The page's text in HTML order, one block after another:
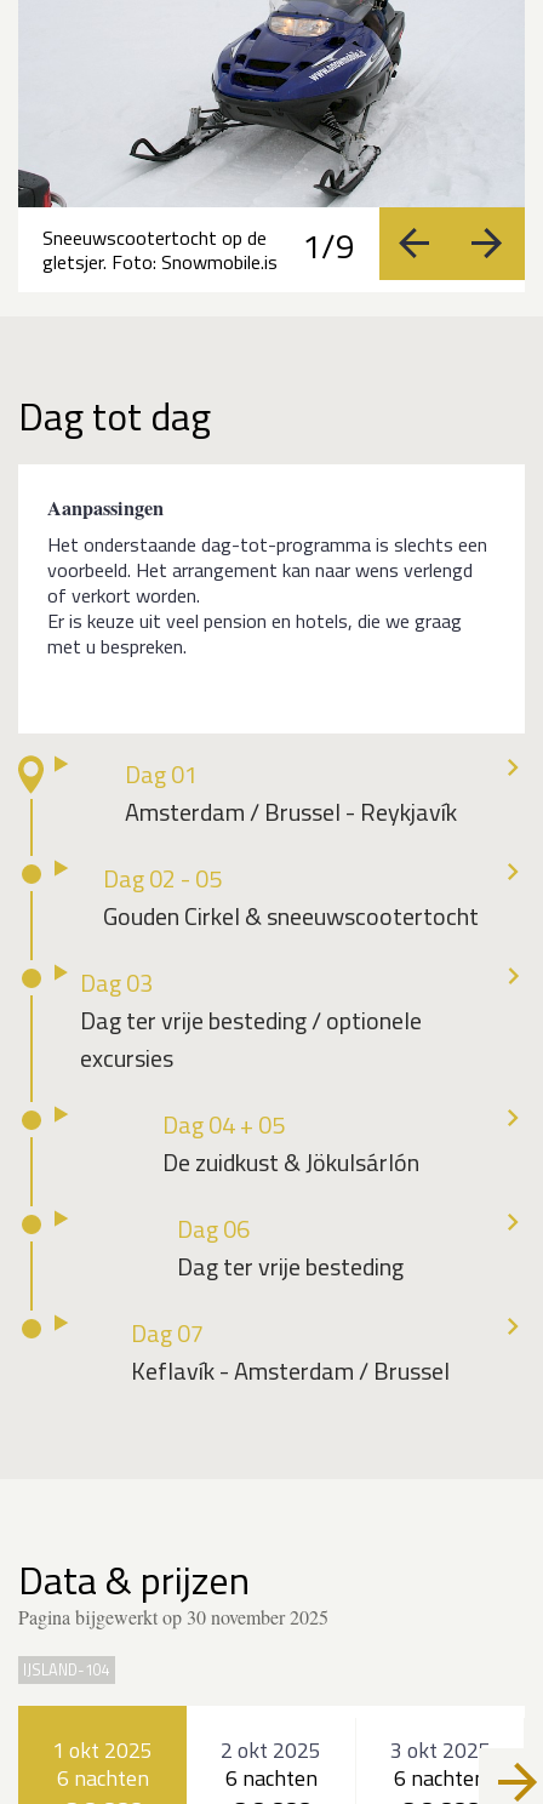
1/9 vorige
Sneeuwscootertocht op de
gletsjer. Foto: Snowmobile.is
Dag tot dag
Aanpassingen
Het onderstaande dag-tot-programma is slechts een
voorbeeld. Het arrangement kan naar wens verlengd
of verkort worden.
Er is keuze uit veel pension en hotels, die we graag
met u bespreken.
Dag 01
Amsterdam / Brussel - Reykjavík
Dag 02 - 05
Gouden Cirkel & sneeuwscootertocht
Dag 03
Dag ter vrije besteding / optionele
excursies
Dag 04 + 05
De zuidkust & Jökulsárlón
Dag 06
Dag ter vrije besteding
Dag 07
Keflavík - Amsterdam / Brussel
Data & prijzen
Pagina bijgewerkt op 30 november 2025
IJSLAND-104
1 okt 2025
6 nachten
2 okt 2025
6 nachten
3 okt 2025
6 nachten